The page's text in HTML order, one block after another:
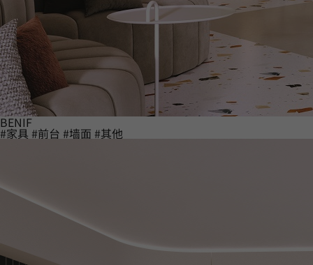
BENIF
#家具 #前台 #墙面 #其他